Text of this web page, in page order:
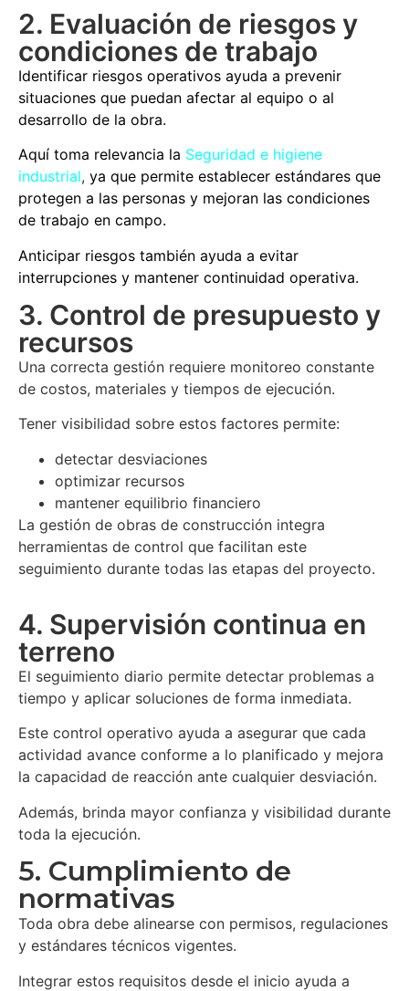
2. Evaluación de riesgos y
condiciones de trabajo
Identificar riesgos operativos ayuda a prevenir
situaciones que puedan afectar al equipo o al
desarrollo de la obra.
Aquí toma relevancia la Seguridad e higiene
industrial, ya que permite establecer estándares que
protegen a las personas y mejoran las condiciones
de trabajo en campo.
Anticipar riesgos también ayuda a evitar
interrupciones y mantener continuidad operativa.
3. Control de presupuesto y
recursos
Una correcta gestión requiere monitoreo constante
de costos, materiales y tiempos de ejecución.
Tener visibilidad sobre estos factores permite:
detectar desviaciones
optimizar recursos
mantener equilibrio financiero
La gestión de obras de construcción integra
herramientas de control que facilitan este
seguimiento durante todas las etapas del proyecto.
4. Supervisión continua en
terreno
El seguimiento diario permite detectar problemas a
tiempo y aplicar soluciones de forma inmediata.
Este control operativo ayuda a asegurar que cada
actividad avance conforme a lo planificado y mejora
la capacidad de reacción ante cualquier desviación.
Además, brinda mayor confianza y visibilidad durante
toda la ejecución.
5. Cumplimiento de
normativas
Toda obra debe alinearse con permisos, regulaciones
y estándares técnicos vigentes.
Integrar estos requisitos desde el inicio ayuda a